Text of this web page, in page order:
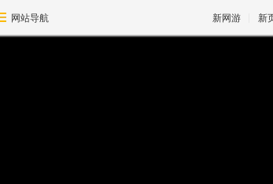
网站导航 新网游 新